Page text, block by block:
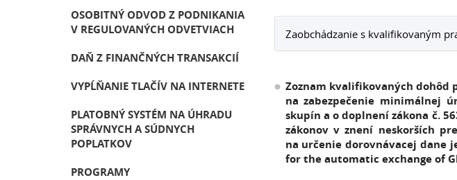
Zaobchádzanie s kvalifikovaným
Zoznam kvalifikovaných dohôd
na zabezpečenie minimálnej
skupín a o doplnení zákona č.
zákonov v znení neskorších
na určenie dorovnávacej dane
for the automatic exchange of
OSOBITNÝ ODVOD Z PODNIKANIA
V REGULOVANÝCH ODVETVIACH
DAŇ Z FINANČNÝCH TRANSAKCIÍ
VYPĹŇANIE TLAČÍV NA INTERNETE
PLATOBNÝ SYSTÉM NA ÚHRADU
SPRÁVNYCH A SÚDNYCH
POPLATKOV
PROGRAMY